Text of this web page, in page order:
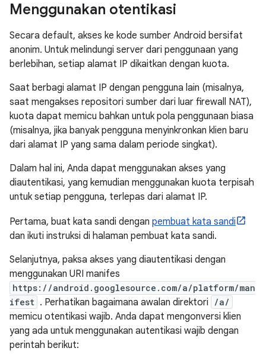
Menggunakan otentikasi
Secara default, akses ke kode sumber Android bersifat
anonim. Untuk melindungi server dari penggunaan yang
berlebihan, setiap alamat IP dikaitkan dengan kuota.
Saat berbagi alamat IP dengan pengguna lain (misalnya,
saat mengakses repositori sumber dari luar firewall NAT),
kuota dapat memicu bahkan untuk pola penggunaan biasa
(misalnya, jika banyak pengguna menyinkronkan klien baru
dari alamat IP yang sama dalam periode singkat).
Dalam hal ini, Anda dapat menggunakan akses yang
diautentikasi, yang kemudian menggunakan kuota terpisah
untuk setiap pengguna, terlepas dari alamat IP.
Pertama, buat kata sandi dengan pembuat kata sandi
dan ikuti instruksi di halaman pembuat kata sandi.
Selanjutnya, paksa akses yang diautentikasi dengan
menggunakan URI manifes
https://android.googlesource.com/a/platform/man
ifest . Perhatikan bagaimana awalan direktori /a/
memicu otentikasi wajib. Anda dapat mengonversi klien
yang ada untuk menggunakan autentikasi wajib dengan
perintah berikut: